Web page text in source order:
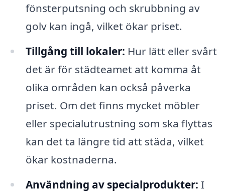
fönsterputsning och skrubbning av
golv kan ingå, vilket ökar priset.
Tillgång till lokaler: Hur lätt eller svårt
det är för städteamet att komma åt
olika områden kan också påverka
priset. Om det finns mycket möbler
eller specialutrustning som ska flyttas
kan det ta längre tid att städa, vilket
ökar kostnaderna.
Användning av specialprodukter: I